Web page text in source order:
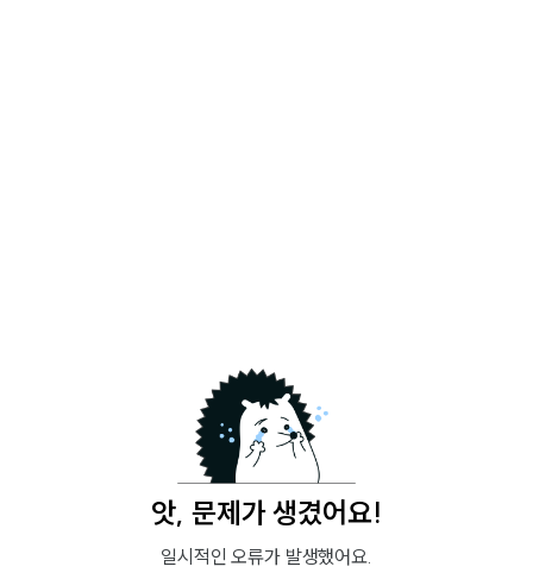
앗, 문제가 생겼어요!
일시적인 오류가 발생했어요.